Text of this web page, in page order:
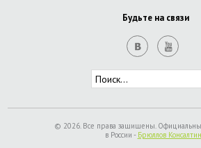
Будьте на связи
© 2026. Все права защищены.
в России - Брюллов